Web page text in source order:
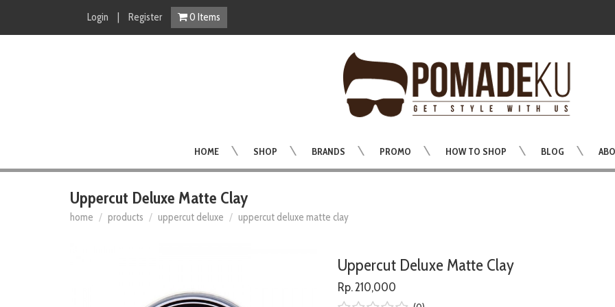
Login Register 0 Items
HOME SHOP BRANDS PROMO HOW TO SHOP BLOG
Uppercut Deluxe Matte Clay
home products uppercut deluxe uppercut deluxe matte clay
Uppercut Deluxe Matte Clay
Rp. 210,000